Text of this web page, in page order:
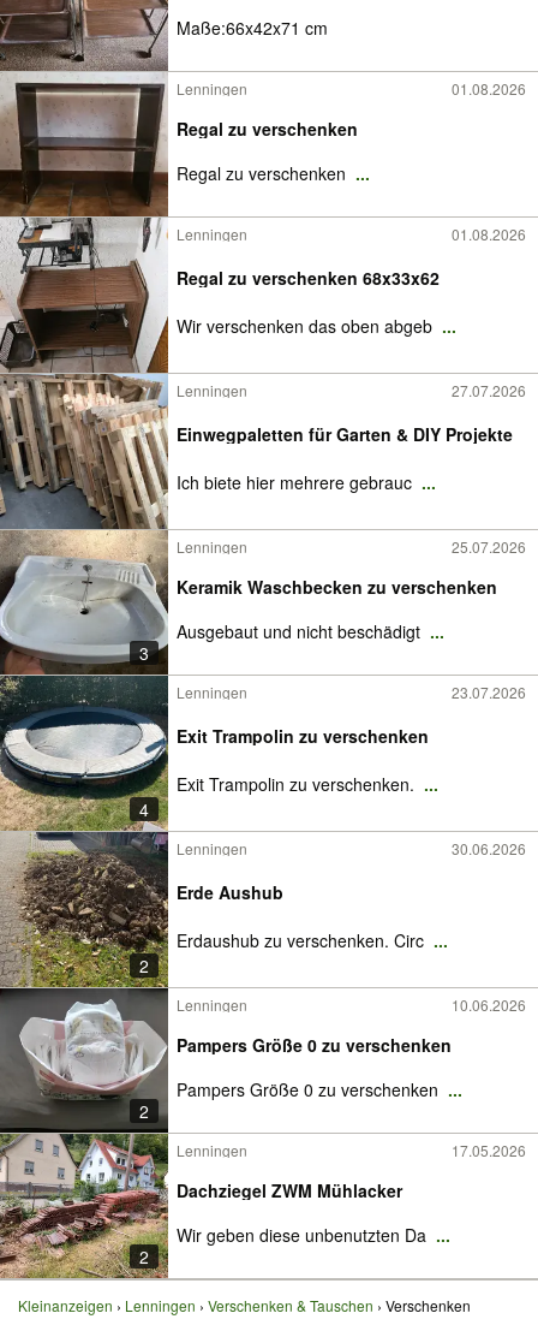
Maße:66x42x71 cm
Lenningen 01.08.2026
Regal zu verschenken
Regal zu verschenken ...
Lenningen 01.08.2026
Regal zu verschenken 68x33x62
Wir verschenken das oben abgeb ...
Lenningen 27.07.2026
Einwegpaletten für Garten & DIY Projekte
Ich biete hier mehrere gebrauc ...
3
Lenningen 25.07.2026
Keramik Waschbecken zu verschenken
Ausgebaut und nicht beschädigt ...
4
Lenningen 23.07.2026
Exit Trampolin zu verschenken
Exit Trampolin zu verschenken. ...
2
Lenningen 30.06.2026
Erde Aushub
Erdaushub zu verschenken. Circ ...
2
Lenningen 10.06.2026
Pampers Größe 0 zu verschenken
Pampers Größe 0 zu verschenken ...
2
Lenningen 17.05.2026
Dachziegel ZWM Mühlacker
Wir geben diese unbenutzten Da ...
Kleinanzeigen Lenningen Verschenken & Tauschen Verschenken